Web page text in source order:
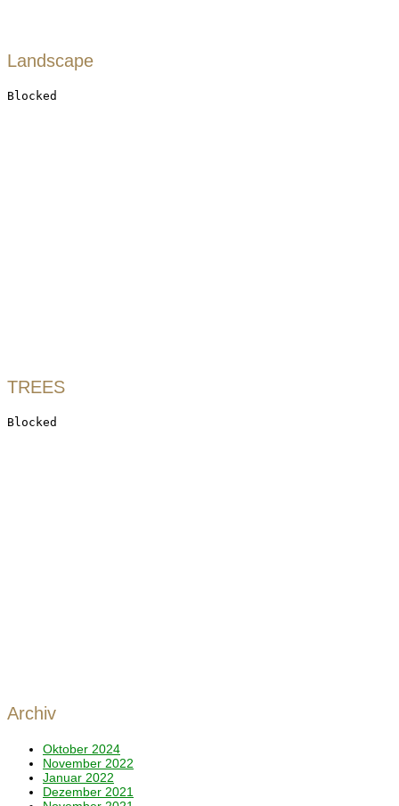
Landscape
TREES
Archiv
Oktober 2024
November 2022
Januar 2022
Dezember 2021